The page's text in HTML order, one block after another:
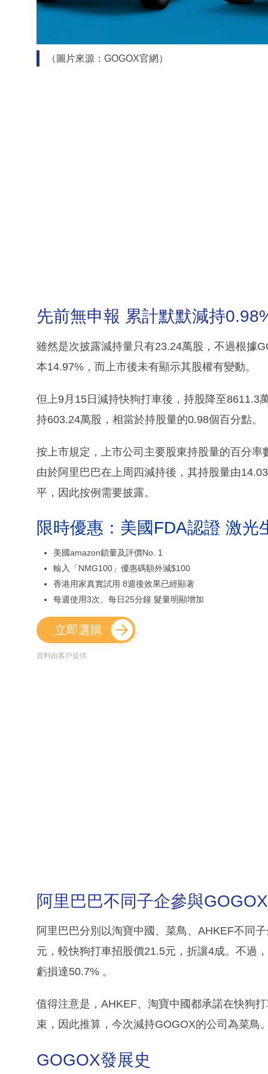
（圖片來源：GOGOX官網）
先前無申報 累計默默減持
雖然是次披露減持量只有23.24萬股，不過根據
本14.97%，而上市後未有顯示其股權有變動。
但上9月15日減持快狗打車後，持股降至8611.3
持603.24萬股，相當於持股量的0.98個百分點。
按上市規定，上市公司主要股東持股量的百分
由於阿里巴巴在上周四減持後，其持股量由
平，因此按例需要披露。
限時優惠：美國FDA認證 激光
美國amazon鎖量及評價No. 1
輸入「NMG100」優惠碼額外減$100
香港用家真實試用 8週後效果已經顯著
每週使用3次、每日25分鐘 髮量明顯增加
立即選購
資料由客戶提供
阿里巴巴不同子企參與
阿里巴巴分別以淘寶中國、菜鳥、AHKEF不同
元，較快狗打車招股價21.5元，折讓4成。不過
虧損達50.7% 。
值得注意是，AHKEF、淘寶中國都承諾在快狗
束，因此推算，今次減持GOGOX的公司為菜鳥
GOGOX發展史